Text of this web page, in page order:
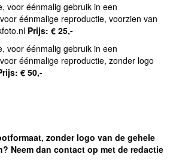
voor éénmalig gebruik in een
éénmalige reproductie, voorzien van
Prijs: € 25,-
voor éénmalig gebruik in een
éénmalige reproductie, zonder logo
€ 50,-
zonder logo van de gehele
Neem dan contact op met de redactie